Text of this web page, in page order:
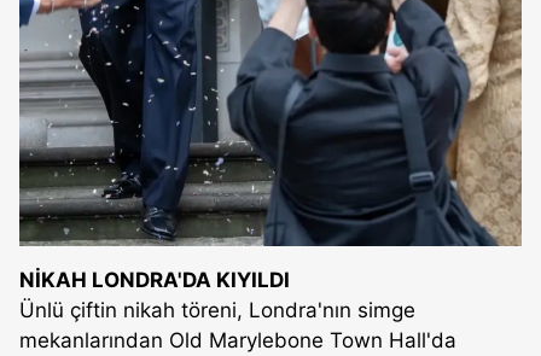
NİKAH LONDRA'DA KIYILDI
Ünlü çiftin nikah töreni, Londra'nın simge
mekanlarından Old Marylebone Town Hall'da